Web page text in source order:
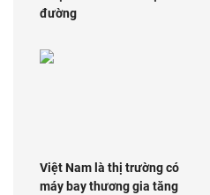
đường
Việt Nam là thị trường có
máy bay thương gia tăng